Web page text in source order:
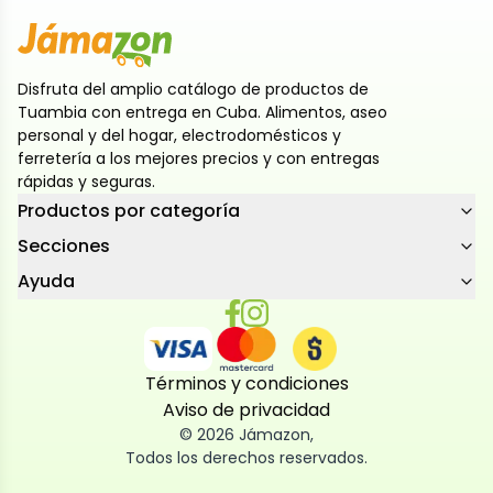
Disfruta del amplio catálogo de productos de
Tuambia con entrega en Cuba. Alimentos, aseo
personal y del hogar, electrodomésticos y
ferretería a los mejores precios y con entregas
rápidas y seguras.
Productos por categoría
Secciones
Ayuda
Términos y condiciones
Aviso de privacidad
© 2026 Jámazon,
Todos los derechos reservados.